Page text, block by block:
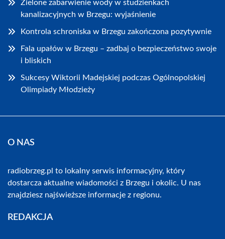
Zielone zabarwienie wody w studzienkach
kanalizacyjnych w Brzegu: wyjaśnienie
Kontrola schroniska w Brzegu zakończona pozytywnie
Fala upałów w Brzegu – zadbaj o bezpieczeństwo swoje
i bliskich
Sukcesy Wiktorii Madejskiej podczas Ogólnopolskiej
Olimpiady Młodzieży
O NAS
radiobrzeg.pl to lokalny serwis informacyjny, który
dostarcza aktualne wiadomości z Brzegu i okolic. U nas
znajdziesz najświeższe informacje z regionu.
REDAKCJA